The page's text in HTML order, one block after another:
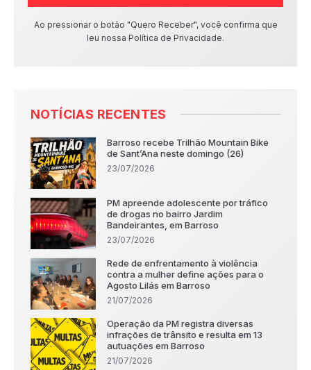
Ao pressionar o botão "Quero Receber", você confirma que
leu nossa Política de Privacidade.
NOTÍCIAS RECENTES
Barroso recebe Trilhão Mountain Bike
de Sant’Ana neste domingo (26)
23/07/2026
PM apreende adolescente por tráfico
de drogas no bairro Jardim
Bandeirantes, em Barroso
23/07/2026
Rede de enfrentamento à violência
contra a mulher define ações para o
Agosto Lilás em Barroso
21/07/2026
Operação da PM registra diversas
infrações de trânsito e resulta em 13
autuações em Barroso
21/07/2026